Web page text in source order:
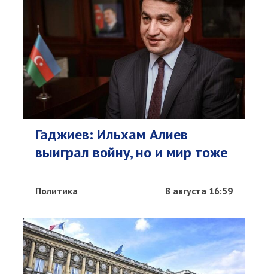
Гаджиев: Ильхам Алиев
выиграл войну, но и мир тоже
Политика 8 августа 16:59